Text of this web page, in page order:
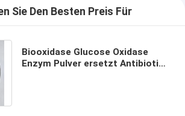
Sie Den Besten Preis Für
Biooxidase Glucose Oxidase
Enzym Pulver ersetzt Antibiotika